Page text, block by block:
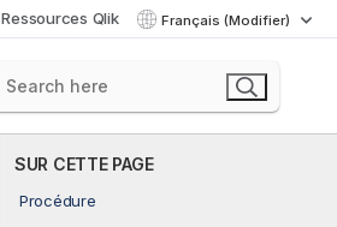
Ressources Qlik Français (Modifier)
SUR CETTE PAGE
Procédure